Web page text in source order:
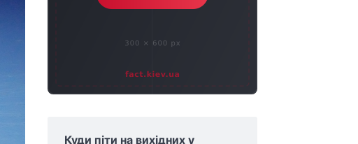
Куди піти на вихідних у